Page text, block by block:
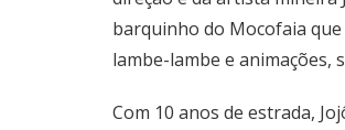
barquinho do Mocofaia
lambe-lambe e animações,
Com 10 anos de estrada,